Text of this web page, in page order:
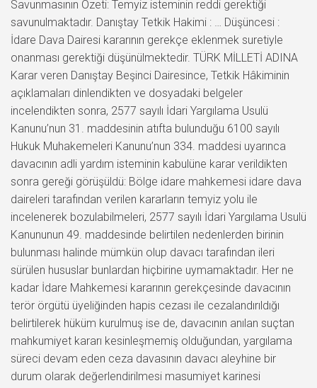
Savunmasının Özeti: Temyiz isteminin reddi gerektiği
savunulmaktadır. Danıştay Tetkik Hakimi : … Düşüncesi :
İdare Dava Dairesi kararının gerekçe eklenmek suretiyle
onanması gerektiği düşünülmektedir. TÜRK MİLLETİ ADINA
Karar veren Danıştay Beşinci Dairesince, Tetkik Hâkiminin
açıklamaları dinlendikten ve dosyadaki belgeler
incelendikten sonra, 2577 sayılı İdari Yargılama Usulü
Kanunu’nun 31. maddesinin atıfta bulunduğu 6100 sayılı
Hukuk Muhakemeleri Kanunu’nun 334. maddesi uyarınca
davacının adli yardım isteminin kabulüne karar verildikten
sonra gereği görüşüldü: Bölge idare mahkemesi idare dava
daireleri tarafından verilen kararların temyiz yolu ile
incelenerek bozulabilmeleri, 2577 sayılı İdari Yargılama Usulü
Kanununun 49. maddesinde belirtilen nedenlerden birinin
bulunması halinde mümkün olup davacı tarafından ileri
sürülen hususlar bunlardan hiçbirine uymamaktadır. Her ne
kadar İdare Mahkemesi kararının gerekçesinde davacının
terör örgütü üyeliğinden hapis cezası ile cezalandırıldığı
belirtilerek hüküm kurulmuş ise de, davacının anılan suçtan
mahkumiyet kararı kesinleşmemiş olduğundan, yargılama
süreci devam eden ceza davasının davacı aleyhine bir
durum olarak değerlendirilmesi masumiyet karinesi